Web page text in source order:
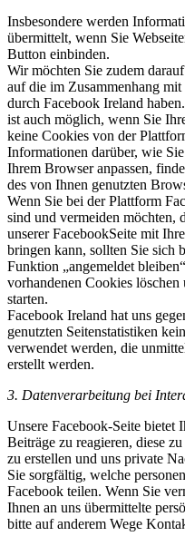
Insbesondere werden
übermittelt, wenn Sie
Button einbinden.
Wir möchten Sie zudem
auf die im Zusammenhang
durch Facebook Ireland
ist auch möglich, wenn Sie
keine Cookies von der
Informationen darüber, wie
Ihrem Browser anpassen,
des von Ihnen genutzten
Wenn Sie bei der Plattform
sind und vermeiden möchten,
unserer FacebookSeite mit
bringen kann, sollten Sie sich
Funktion „angemeldet
vorhandenen Cookies
starten.
Facebook Ireland hat uns
genutzten Seitenstatistiken
verwendet werden, die
erstellt werden.
3. Datenverarbeitung bei
Unsere Facebook-Seite bietet
Beiträge zu reagieren, diese
zu erstellen und uns private
Sie sorgfältig, welche
Facebook teilen. Wenn Sie
Ihnen an uns übermittelte
bitte auf anderem Wege